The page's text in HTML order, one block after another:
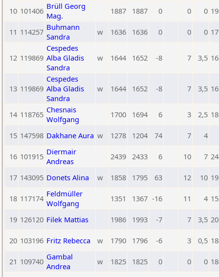
10 101406 Brüll Georg
Mag.
1887 1887 0 0 0
11 114257 Buhmann
Sandra
w 1636 1636 0 0 0
12 119869
Cespedes
Alba Gladis
Sandra
w 1644 1652 -8 7 3,5
13 119869
Cespedes
Alba Gladis
Sandra
w 1644 1652 -8 7 3,5
14 118765 Chesnais
Wolfgang
1700 1694 6 3 2,5
15 147598 Dakhane Aura w 1278 1204 74 7 4
16 101915 Diermair
Andreas
2439 2433 6 10 7
17 143095 Donets Alina w 1858 1795 63 12 10
18 117174 Feldmüller
Wolfgang
1351 1367 -16 11 4
19 126120 Filek Mattias 1986 1993 -7 7 3,5
20 103196 Fritz Rebecca w 1790 1796 -6 3 0,5
21 109740 Gambal
Andrea
w 1825 1825 0 0 0